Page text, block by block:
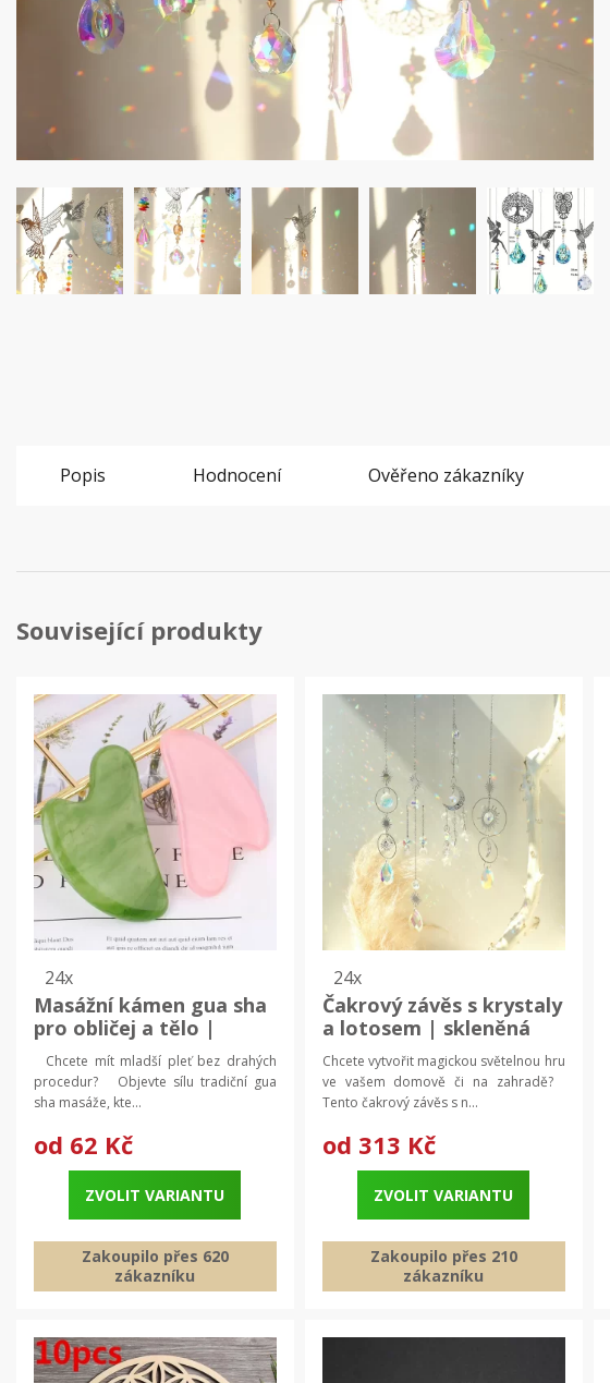
Popis Hodnocení Ověřeno zákazníky
Související produkty
24x
Masážní kámen gua sha
pro obličej a tělo |
Masážní pomůcka, péče
o pleť
Chcete mít mladší pleť bez drahých
procedur? Objevte sílu tradiční gua
sha masáže, kte...
od 62 Kč
ZVOLIT VARIANTU
Zakoupilo přes 620
zákazníku
24x
Čakrový závěs s krystaly
a lotosem | skleněná
dekorace
Chcete vytvořit magickou světelnou hru
ve vašem domově či na zahradě?
Tento čakrový závěs s n...
od 313 Kč
ZVOLIT VARIANTU
Zakoupilo přes 210
zákazníku